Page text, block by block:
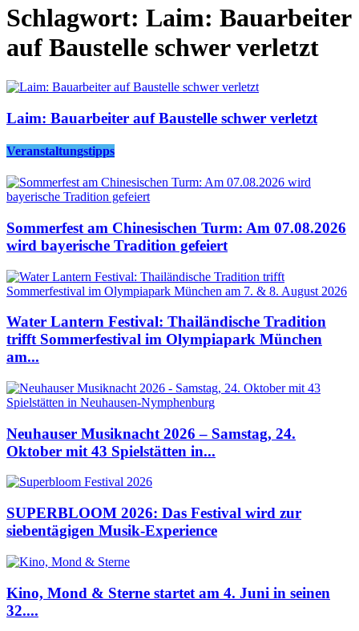
Schlagwort: Laim: Bauarbeiter
auf Baustelle schwer verletzt
Laim: Bauarbeiter auf Baustelle schwer verletzt
Veranstaltungstipps
Sommerfest am Chinesischen Turm: Am 07.08.2026
wird bayerische Tradition gefeiert
Water Lantern Festival: Thailändische Tradition
trifft Sommerfestival im Olympiapark München
am...
Neuhauser Musiknacht 2026 – Samstag, 24.
Oktober mit 43 Spielstätten in...
SUPERBLOOM 2026: Das Festival wird zur
siebentägigen Musik-Experience
Kino, Mond & Sterne startet am 4. Juni in seinen
32....